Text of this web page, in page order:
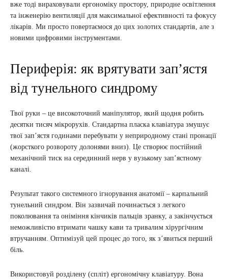
вже тоді вираховували ергономіку простору, природне освітлення
та інженерію вентиляції для максимальної ефективності та фокусу
лікарів. Ми просто повертаємося до цих золотих стандартів, але з
новими цифровими інструментами.
Периферія: як врятувати зап’ястя
від тунельного синдрому
Твої руки – це високоточний маніпулятор, який щодня робить
десятки тисяч мікрорухів. Стандартна пласка клавіатура змушує
твої зап’ястя годинами перебувати у неприродному стані пронації
(жорсткого розвороту долонями вниз). Це створює постійний
механічний тиск на серединний нерв у вузькому зап’ястному
каналі.
Результат такого системного ігнорування анатомії – карпальний
тунельний синдром. Він зазвичай починається з легкого
поколювання та оніміння кінчиків пальців зранку, а закінчується
неможливістю втримати чашку кави та тривалим хірургічним
втручанням. Оптимізуй цей процес до того, як з’явиться перший
біль.
Використовуй розділену (спліт) ергономічну клавіатуру. Вона